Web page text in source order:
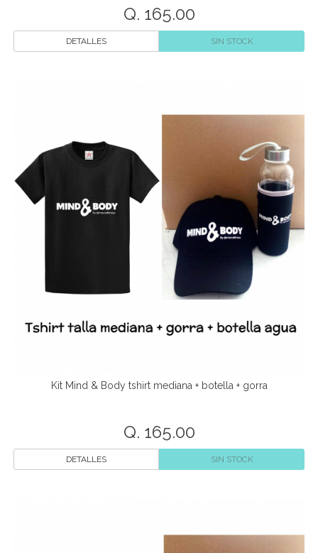
Q. 165.00
DETALLES SIN STOCK
Kit Mind & Body tshirt mediana + botella + gorra
Q. 165.00
DETALLES SIN STOCK